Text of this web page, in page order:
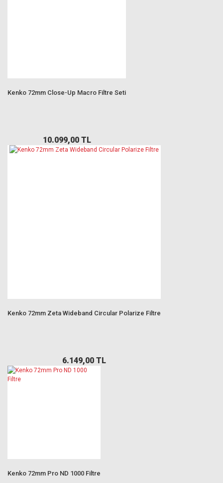
Kenko 72mm Close-Up Macro Filtre Seti
10.099,00 TL
Kenko 72mm Zeta Wideband Circular Polarize Filtre
6.149,00 TL
Kenko 72mm Pro ND 1000 Filtre